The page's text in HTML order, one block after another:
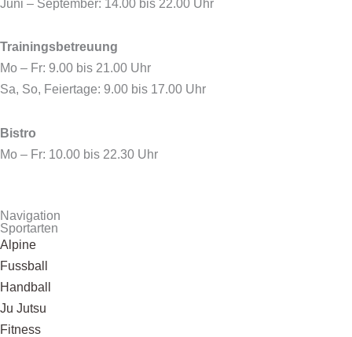
Juni – September: 14.00 bis 22.00 Uhr
Trainingsbetreuung
Mo – Fr: 9.00 bis 21.00 Uhr
Sa, So, Feiertage: 9.00 bis 17.00 Uhr
Bistro
Mo – Fr: 10.00 bis 22.30 Uhr
Navigation
Sportarten
Alpine
Fussball
Handball
Ju Jutsu
Fitness